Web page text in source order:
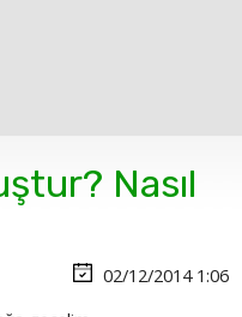
Nasıl
02/12/2014 1:06